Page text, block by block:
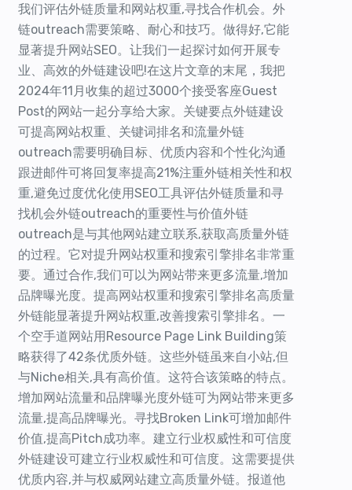
我们评估外链质量和网站权重,寻找合作机会。外
链outreach需要策略、耐心和技巧。做得好,它能
显著提升网站SEO。让我们一起探讨如何开展专
业、高效的外链建设吧!在这片文章的末尾，我把
2024年11月收集的超过3000个接受客座Guest
Post的网站一起分享给大家。关键要点外链建设
可提高网站权重、关键词排名和流量外链
outreach需要明确目标、优质内容和个性化沟通
跟进邮件可将回复率提高21%注重外链相关性和权
重,避免过度优化使用SEO工具评估外链质量和寻
找机会外链outreach的重要性与价值外链
outreach是与其他网站建立联系,获取高质量外链
的过程。它对提升网站权重和搜索引擎排名非常重
要。通过合作,我们可以为网站带来更多流量,增加
品牌曝光度。提高网站权重和搜索引擎排名高质量
外链能显著提升网站权重,改善搜索引擎排名。一
个空手道网站用Resource Page Link Building策
略获得了42条优质外链。这些外链虽来自小站,但
与Niche相关,具有高价值。这符合该策略的特点。
增加网站流量和品牌曝光度外链可为网站带来更多
流量,提高品牌曝光。寻找Broken Link可增加邮件
价值,提高Pitch成功率。建立行业权威性和可信度
外链建设可建立行业权威性和可信度。这需要提供
优质内容,并与权威网站建立高质量外链。报道他